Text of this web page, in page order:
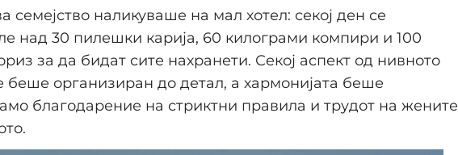
семејство наликуваше на мал хотел: секој ден се
над 30 пилешки карија, 60 килограми компири и 100
за да бидат сите нахранети. Секој аспект од нивното
беше организиран до детал, а хармонијата беше
благодарение на стриктни правила и трудот на жените